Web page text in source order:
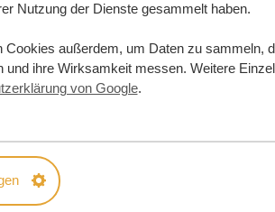
Nutzung der Dienste gesammelt haben.
Cookies außerdem, um Daten zu sammeln,
und ihre Wirksamkeit messen. Weitere
von Google.